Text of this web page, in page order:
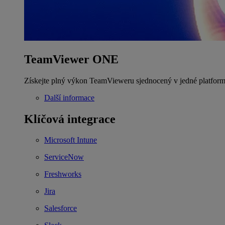
TeamViewer ONE
Získejte plný výkon TeamVieweru sjednocený v jedné
Další informace
Klíčová integrace
Microsoft Intune
ServiceNow
Freshworks
Jira
Salesforce